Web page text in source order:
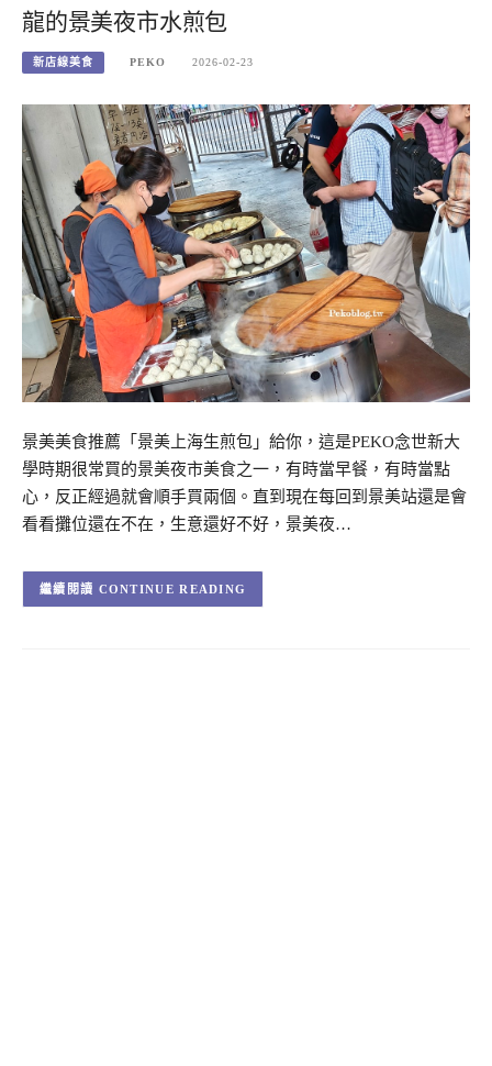
龍的景美夜市水煎包
新店線美食 PEKO 2026-02-23
景美美食推薦「景美上海生煎包」給你，這是PEKO念世新大
學時期很常買的景美夜市美食之一，有時當早餐，有時當點
心，反正經過就會順手買兩個。直到現在每回到景美站還是會
看看攤位還在不在，生意還好不好，景美夜…
CONTINUE READING